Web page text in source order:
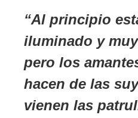
Al principio
iluminado y
pero los
hacen de las
vienen las